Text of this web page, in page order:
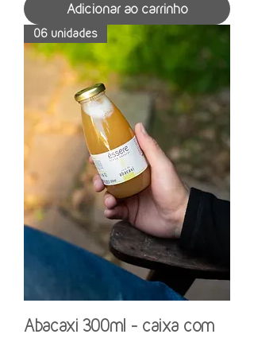
Adicionar ao carrinho
06 unidades
Abacaxi 300ml - caixa com